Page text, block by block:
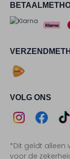
VOLG ONS
Instagram
*Dit geldt alleen
voor de